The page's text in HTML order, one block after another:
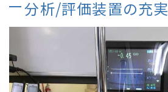
分析/評価装置の充実